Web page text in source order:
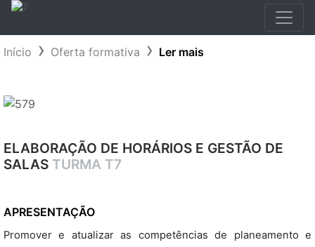
Início Oferta formativa Ler mais
ELABORAÇÃO DE HORÁRIOS E GESTÃO DE
SALAS TURMA T7
APRESENTAÇÃO
Promover e atualizar as competências de planeamento e